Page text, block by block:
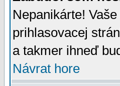
Nepanikárte!
prihlasovacej
a takmer ihneď
Návrat hore